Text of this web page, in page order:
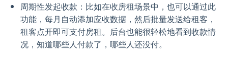
周期性发起收款：比如在收房租场景中，也可以通过此
功能，每月自动添加应收数据，然后批量发送给租客，
租客点开即可支付房租。后台也能很轻松地看到收款情
况，知道哪些人付款了，哪些人还没付。